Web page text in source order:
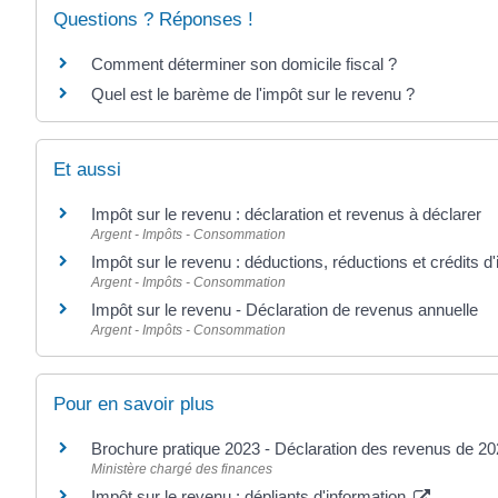
Questions ? Réponses !
Comment déterminer son domicile fiscal ?
Quel est le barème de l'impôt sur le revenu ?
Et aussi
Impôt sur le revenu : déclaration et revenus à déclarer
Argent - Impôts - Consommation
Impôt sur le revenu : déductions, réductions et crédits
Argent - Impôts - Consommation
Impôt sur le revenu - Déclaration de revenus annuelle
Argent - Impôts - Consommation
Pour en savoir plus
Brochure pratique 2023 - Déclaration des revenus de
Ministère chargé des finances